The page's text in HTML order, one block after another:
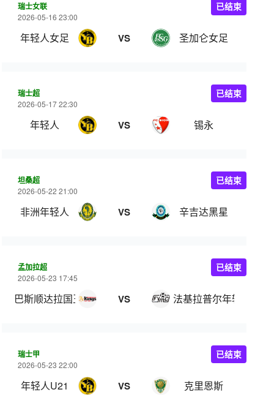
瑞士女联
2026-05-16 23:00
年轻人女足 VS 圣加仑女足
已结束
瑞士超
2026-05-17 22:30
年轻人 VS 锡永
已结束
坦桑超
2026-05-22 21:00
非洲年轻人 VS 辛吉达黑星
已结束
孟加拉超
2026-05-23 17:45
巴斯顺达拉国王 VS 法基拉普尔年轻人
已结束
瑞士甲
2026-05-23 22:00
年轻人U21 VS 克里恩斯
已结束